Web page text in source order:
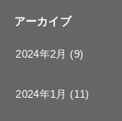
アーカイブ
2024年2月 (9)
2024年1月 (11)